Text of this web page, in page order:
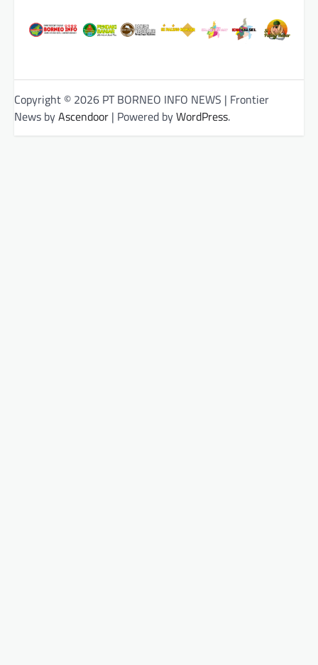
Copyright © 2026 PT BORNEO INFO NEWS | Frontier
News byAscendoor | Powered byWordPress.